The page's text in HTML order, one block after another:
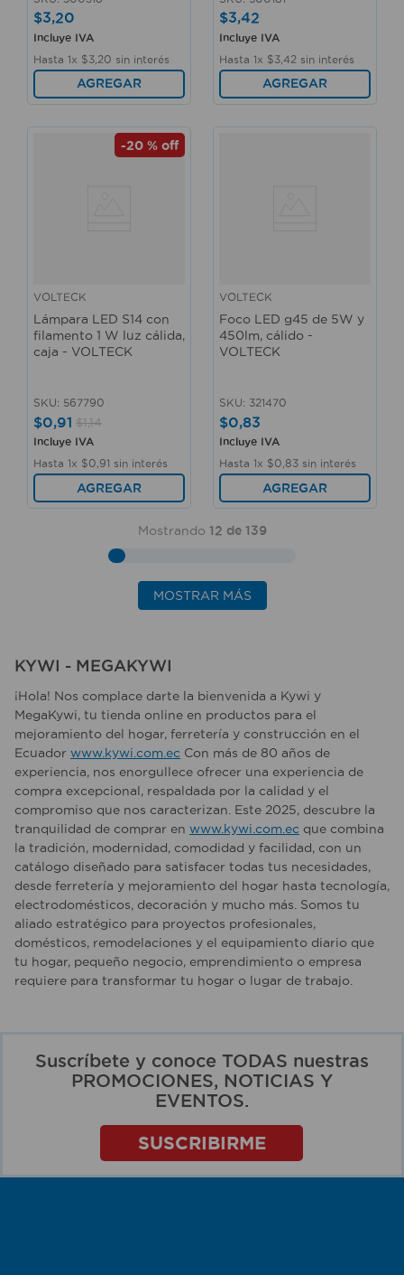
$3,20
Incluye IVA
Hasta 1x $3 20 sin interés
AGREGAR
$3,42
Incluye IVA
Hasta 1x $3 42 sin interés
AGREGAR
-20 % off
VOLTECK
Lámpara LED S14 con
filamento 1 W luz cálida,
caja - VOLTECK
SKU: 567790
$0,91 $1,14
Incluye IVA
Hasta 1x $0 91 sin interés
AGREGAR
VOLTECK
Foco LED g45 de 5W y
450lm, cálido -
VOLTECK
SKU: 321470
$0,83
Incluye IVA
Hasta 1x $0 83 sin interés
AGREGAR
Mostrando 12 de 139
MOSTRAR MÁS
KYWI - MEGAKYWI
¡Hola! Nos complace darte la bienvenida a Kywi y
MegaKywi, tu tienda online en productos para el
mejoramiento del hogar, ferretería y construcción en el
Ecuador www.kywi.com.ec Con más de 80 años de
experiencia, nos enorgullece ofrecer una experiencia de
compra excepcional, respaldada por la calidad y el
compromiso que nos caracterizan. Este 2025, descubre la
tranquilidad de comprar en www.kywi.com.ec que combina
la tradición, modernidad, comodidad y facilidad, con un
catálogo diseñado para satisfacer todas tus necesidades,
desde ferretería y mejoramiento del hogar hasta tecnología,
electrodomésticos, decoración y mucho más. Somos tu
aliado estratégico para proyectos profesionales,
domésticos, remodelaciones y el equipamiento diario que
tu hogar, pequeño negocio, emprendimiento o empresa
requiere para transformar tu hogar o lugar de trabajo.
Suscríbete y conoce TODAS nuestras
PROMOCIONES, NOTICIAS Y
EVENTOS.
SUSCRIBIRME